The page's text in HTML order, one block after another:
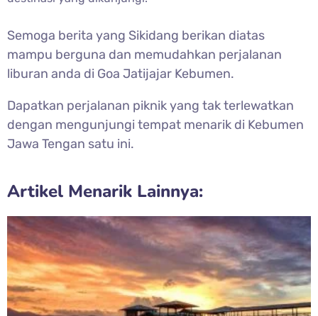
Semoga berita yang Sikidang berikan diatas
mampu berguna dan memudahkan perjalanan
liburan anda di Goa Jatijajar Kebumen.
Dapatkan perjalanan piknik yang tak terlewatkan
dengan mengunjungi tempat menarik di Kebumen
Jawa Tengan satu ini.
Artikel Menarik Lainnya: